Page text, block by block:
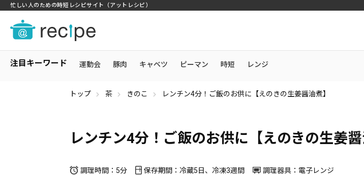
忙しい人のための時短レシピサイト（アットレシピ）
注目キーワード 運動会 豚肉 キャベツ ピーマン 時短 レンジ
トップ 茶 きのこ レンチン4分！ご飯のお供に【えのきの生姜醤油煮】
レンチン4分！ご飯のお供に【えのきの生姜醤
調理時間：5分 保存期間：冷蔵5日、冷凍3週間 調理器具：電子レンジ